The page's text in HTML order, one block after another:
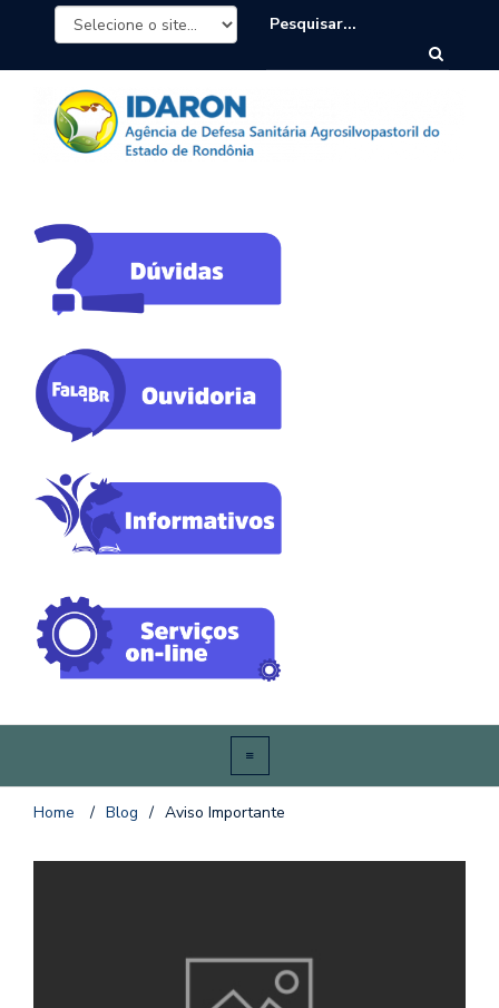
Home / Blog / Aviso Importante